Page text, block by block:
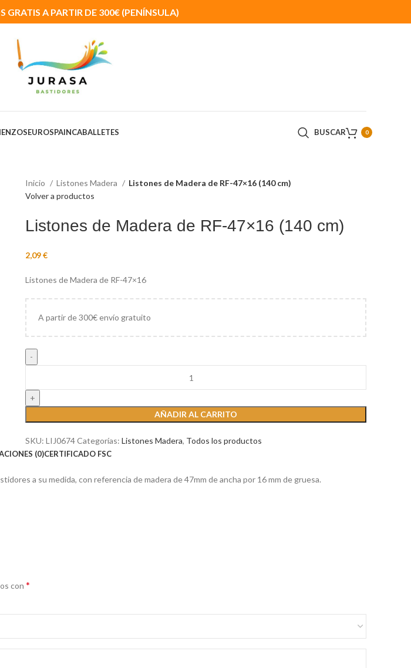
GRATIS A PARTIR DE 300€ (PENÍNSULA)
EUROSPAINCABALLETES BUSCAR 0
Inicio Listones Madera
Listones de Madera de RF-47×16 (140 cm)
Volver a productos
Listones de Madera de RF-47×16 (140 cm)
€
Listones de Madera de RF-47×16
A partir de 300€ envío gratuito
AÑADIR AL CARRITO
SKU: LIJ0674Categorías: Listones Madera, Todos los productos
(0)CERTIFICADO FSC
a su medida, con referencia de madera de 47mm de ancha por 16 mm de gruesa.
con *